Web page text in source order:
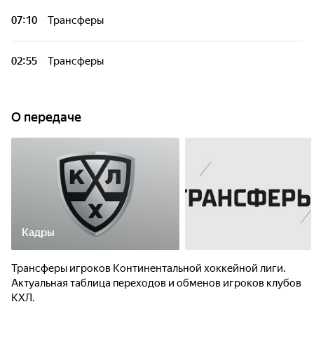
07:10 Трансферы
02:55 Трансферы
О передаче
Кадры
Трансферы игроков Континентальной хоккейной лиги.
Актуальная таблица переходов и обменов игроков клубов
КХЛ.